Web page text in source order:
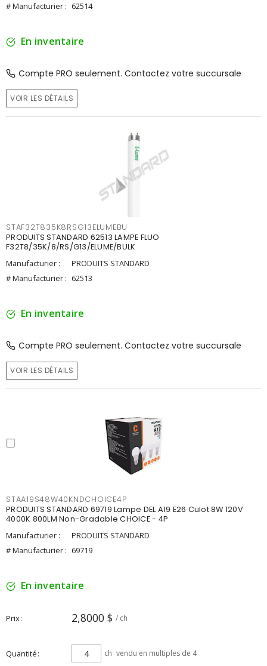
# Manufacturier : 62514
En inventaire
Compte PRO seulement. Contactez votre succursale
VOIR LES DÉTAILS
STAF32T835K8RSG13ELUMEBU
PRODUITS STANDARD 62513 LAMPE FLUO
F32T8/35K/8/RS/G13/ELUME/BULK
Manufacturier :
PRODUITS STANDARD
# Manufacturier : 62513
En inventaire
Compte PRO seulement. Contactez votre succursale
VOIR LES DÉTAILS
STAA19S48W40KNDCHOICE4P
PRODUITS STANDARD 69719 Lampe DEL A19 E26 Culot 8W 120V
4000K 800LM Non-Gradable CHOICE - 4P
Manufacturier :
PRODUITS STANDARD
# Manufacturier : 69719
En inventaire
Prix 2,8000 $ / ch
Quantité ch vendu en multiples de 4